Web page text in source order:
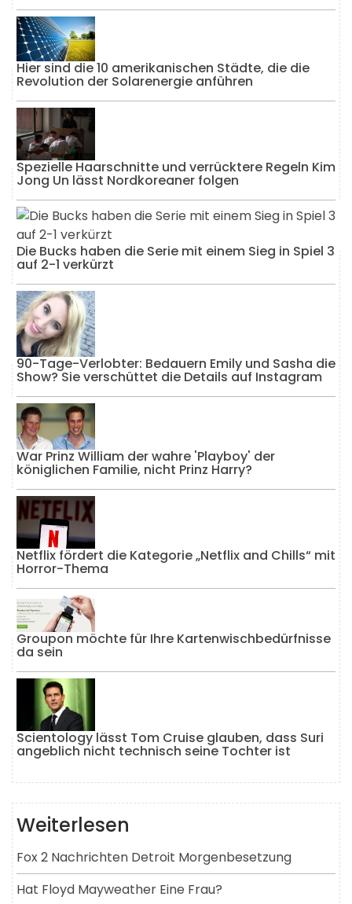
Hier sind die 10 amerikanischen Städte, die die
Revolution der Solarenergie anführen
Spezielle Haarschnitte und verrücktere Regeln Kim
Jong Un lässt Nordkoreaner folgen
Die Bucks haben die Serie mit einem Sieg in Spiel 3
auf 2-1 verkürzt
90-Tage-Verlobter: Bedauern Emily und Sasha die
Show? Sie verschüttet die Details auf Instagram
War Prinz William der wahre 'Playboy' der
königlichen Familie, nicht Prinz Harry?
Netflix fördert die Kategorie „Netflix and Chills“ mit
Horror-Thema
Groupon möchte für Ihre Kartenwischbedürfnisse
da sein
Scientology lässt Tom Cruise glauben, dass Suri
angeblich nicht technisch seine Tochter ist
Weiterlesen
Fox 2 Nachrichten Detroit Morgenbesetzung
Hat Floyd Mayweather Eine Frau?